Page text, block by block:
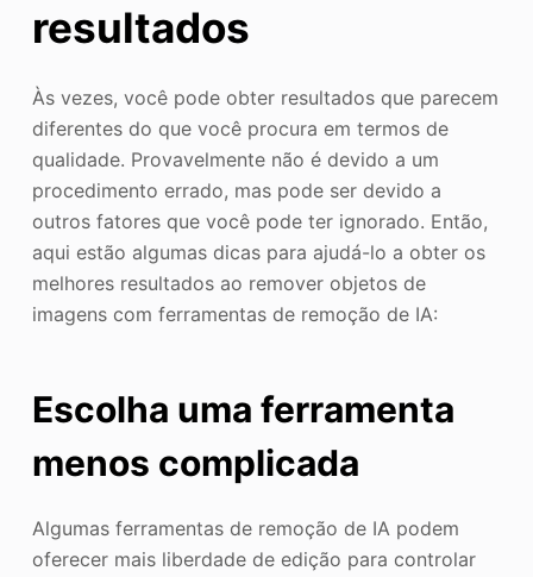
resultados
Às vezes, você pode obter resultados que parecem
diferentes do que você procura em termos de
qualidade. Provavelmente não é devido a um
procedimento errado, mas pode ser devido a
outros fatores que você pode ter ignorado. Então,
aqui estão algumas dicas para ajudá-lo a obter os
melhores resultados ao remover objetos de
imagens com ferramentas de remoção de IA:
Escolha uma ferramenta
menos complicada
Algumas ferramentas de remoção de IA podem
oferecer mais liberdade de edição para controlar